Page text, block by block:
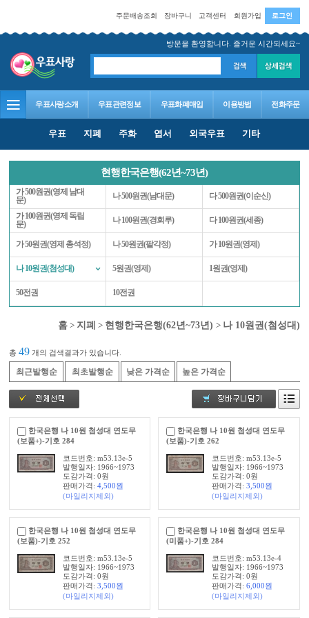
로그인
회원가입
고객센터
장바구니
주문배송조회
방문을 환영합니다. 즐거운 시간되세요~
우표사랑소개 우표관련정보 우표화폐매입 이용방법 전화주문
우표 지폐 주화 엽서 외국우표 기타
현행한국은행(62년~73년)
가 500원권(영제 남대
문)
나 500원권(남대문) 다 500원권(이순신)
가 100원권(영제 독립
문)
나 100원권(경회루) 다 100원권(세종)
가 50원권(영제 총석정) 나 50원권(팔각정) 가 10원권(영제)
나 10원권(첨성대) 5원권(영제) 1원권(영제)
50전권 10전권
홈> 지폐 > 현행한국은행(62년~73년) > 나 10원권(첨성대)
최근발행순 최초발행순 낮은 가격순 높은 가격순
총49 개의 검색결과가 있습니다.
한국은행 나 10원 첨성대 연도무
(보품+)-기호 284
코드번호: m53.13e-5
발행일자: 1966~1973
도감가격: 0원
판매가격: 4,500원
(마일리지제외)
한국은행 나 10원 첨성대 연도무
(보품)-기호 262
코드번호: m53.13e-5
발행일자: 1966~1973
도감가격: 0원
판매가격: 3,500원
(마일리지제외)
한국은행 나 10원 첨성대 연도무
(보품)-기호 252
코드번호: m53.13e-5
발행일자: 1966~1973
도감가격: 0원
판매가격: 3,500원
(마일리지제외)
한국은행 나 10원 첨성대 연도무
(미품+)-기호 284
코드번호: m53.13e-4
발행일자: 1966~1973
도감가격: 0원
판매가격: 6,000원
(마일리지제외)